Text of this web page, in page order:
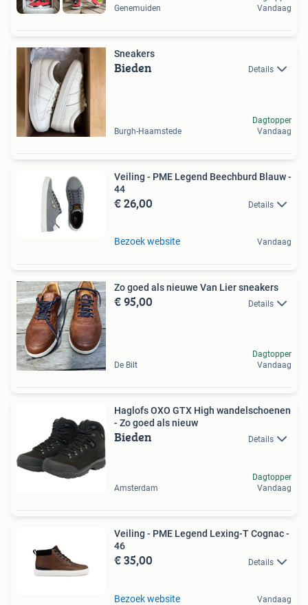
Genemuiden
Vandaag
Sneakers
Bieden Details
Burgh-Haamstede
Dagtopper
Vandaag
Veiling - PME Legend Beechburd Blauw -
44
€ 26,00 Details
Bezoek website Vandaag
Zo goed als nieuwe Van Lier sneakers
€ 95,00 Details
De Bilt
Dagtopper
Vandaag
Haglofs OXO GTX High wandelschoenen
- Zo goed als nieuw
Bieden Details
Amsterdam
Dagtopper
Vandaag
Veiling - PME Legend Lexing-T Cognac -
46
€ 35,00 Details
Bezoek website Vandaag